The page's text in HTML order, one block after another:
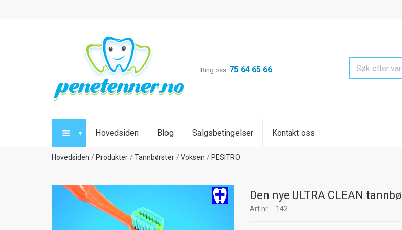
Ring oss: 75 64 65 66
Hovedsiden Blog Salgsbetingelser Kontakt oss
Hovedsiden Produkter Tannbørster Voksen PESITRO
Den nye ULTRA CLEAN
Art.nr.: 142